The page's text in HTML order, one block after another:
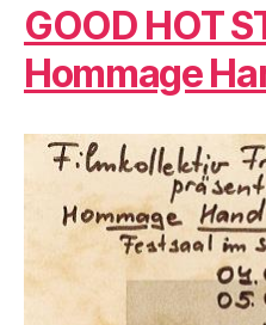
GOOD HOT
Hommage